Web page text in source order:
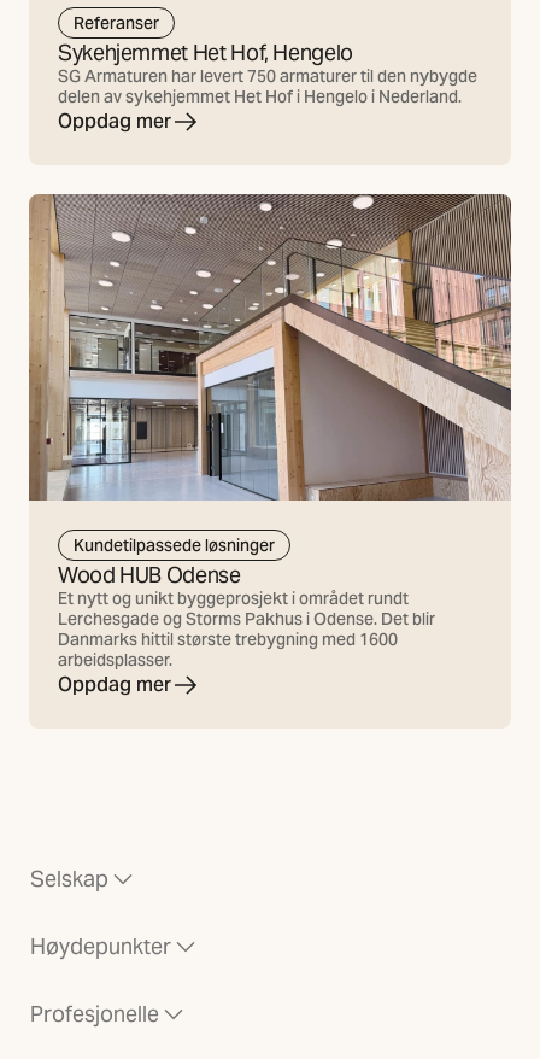
Referanser
Sykehjemmet Het Hof, Hengelo
SG Armaturen har levert 750 armaturer til den nybygde
delen av sykehjemmet Het Hof i Hengelo i Nederland.
Oppdag mer
Kundetilpassede løsninger
Wood HUB Odense
Et nytt og unikt byggeprosjekt i området rundt
Lerchesgade og Storms Pakhus i Odense. Det blir
Danmarks hittil største trebygning med 1600
arbeidsplasser.
Oppdag mer
Selskap
Høydepunkter
Profesjonelle